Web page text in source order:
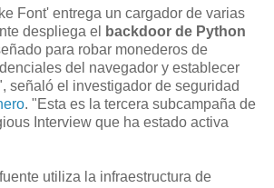
Font' entrega un cargador de varias
despliega el
backdoor de Python
para robar monederos de
del navegador y establecer
señaló el investigador de seguridad
. "Esta es la tercera subcampaña de
Interview que ha estado activa
utiliza la infraestructura de